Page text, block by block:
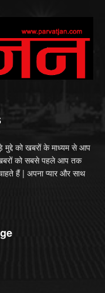
को खबरों के माध्यम से आप
को सबसे पहले आप तक
हैं | अपना प्यार और साथ